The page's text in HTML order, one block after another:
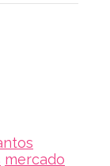
mercado